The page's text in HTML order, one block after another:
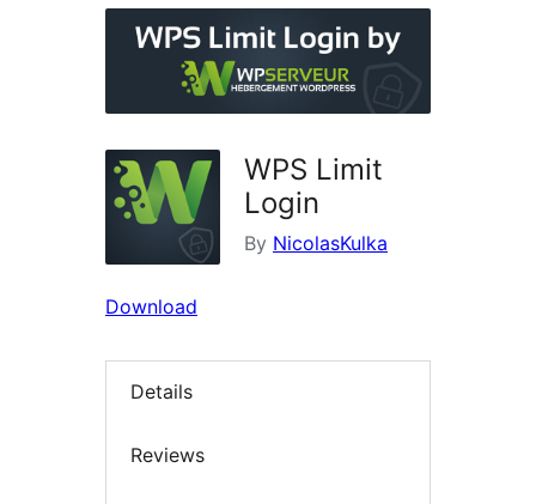
WPS Limit
Login
By NicolasKulka
Download
Details
Reviews